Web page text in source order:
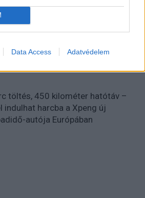
Data Access Adatvédelem
a hiba az elektromos autók
kijelzőjén
átlépte a 100 ezres
és lekörözte a Changant
töltés, 450 kilométer hatótáv –
indulhat harcba a Xpeng új
autója Európában